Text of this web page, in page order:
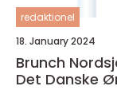
redaktionel
18. January 2024
Brunch
Det Danske